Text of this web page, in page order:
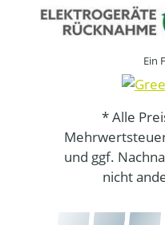
Ein
* Alle
und ggf.
nicht